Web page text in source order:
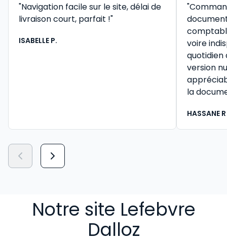
"Navigation facile sur le site, délai de
livraison court, parfait !"
ISABELLE P.
voire
version
la
HASSANE R
Notre site Lefebvre
Dalloz